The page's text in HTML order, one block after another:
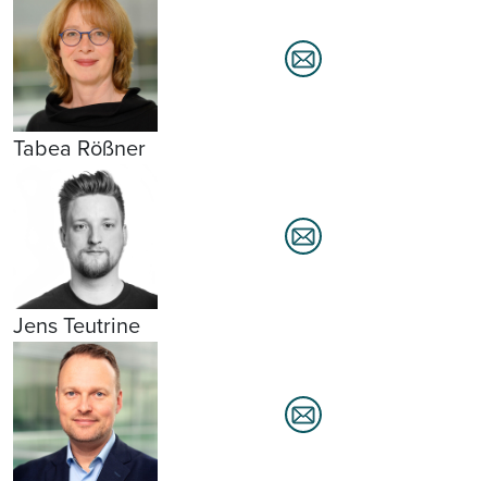
Tabea Rößner
Jens Teutrine